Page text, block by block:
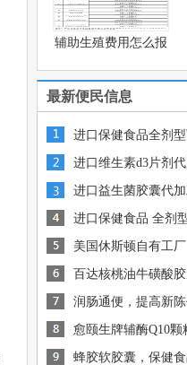
辅助生殖费用怎么报
最新便民信息
进口保健食品全剂
进口维生素d3片剂
进口益生菌胶囊代
进口保健食品 全剂
美国休斯顿自有工
式OEM/ODM代工
百达核桃油牛磺酸
润肠通便，提高新陈
愈颐生牌辅酶Q10
帽），有助于增强免疫[
蜂胶软胶囊，保健